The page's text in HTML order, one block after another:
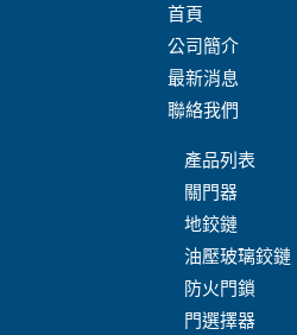
首頁
公司簡介
最新消息
聯絡我們
產品列表
關門器
地鉸鏈
油壓玻璃鉸鏈
防火門鎖
門選擇器